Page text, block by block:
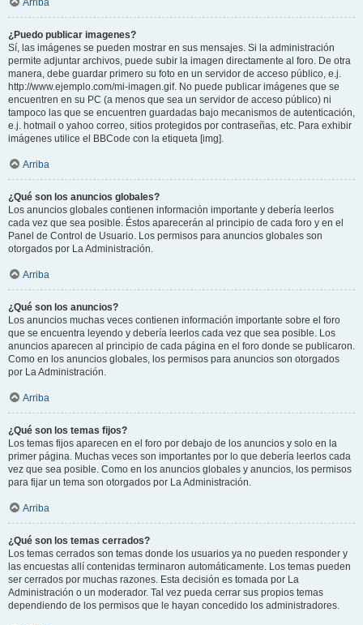
Arriba
¿Puedo publicar imagenes?
Sí, las imágenes se pueden mostrar en sus mensajes. Si la administración
permite adjuntar archivos, puede subir la imagen directamente al foro. De otra
manera, debe guardar primero su foto en un servidor de acceso público, e.j.
http://www.ejemplo.com/mi-imagen.gif. No puede publicar imágenes que se
encuentren en su PC (a menos que sea un servidor de acceso público) ni
tampoco las que se encuentren guardadas bajo mecanismos de autenticación,
e.j. hotmail o yahoo correo, sitios protegidos por contraseñas, etc. Para exhibir
imágenes utilice el BBCode con la etiqueta [img].
Arriba
¿Qué son los anuncios globales?
Los anuncios globales contienen información importante y debería leerlos
cada vez que sea posible. Éstos aparecerán al principio de cada foro y en el
Panel de Control de Usuario. Los permisos para anuncios globales son
otorgados por La Administración.
Arriba
¿Qué son los anuncios?
Los anuncios muchas veces contienen información importante sobre el foro
que se encuentra leyendo y debería leerlos cada vez que sea posible. Los
anuncios aparecen al principio de cada página en el foro donde se publicaron.
Como en los anuncios globales, los permisos para anuncios son otorgados
por La Administración.
Arriba
¿Qué son los temas fijos?
Los temas fijos aparecen en el foro por debajo de los anuncios y solo en la
primer página. Muchas veces son importantes por lo que debería leerlos cada
vez que sea posible. Como en los anuncios globales y anuncios, los permisos
para fijar un tema son otorgados por La Administración.
Arriba
¿Qué son los temas cerrados?
Los temas cerrados son temas donde los usuarios ya no pueden responder y
las encuestas allí contenidas terminaron automáticamente. Los temas pueden
ser cerrados por muchas razones. Esta decisión es tomada por La
Administración o un moderador. Tal vez pueda cerrar sus propios temas
dependiendo de los permisos que le hayan concedido los administradores.